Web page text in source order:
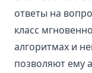
ответы на
класс
алгоритмах и
позволяют ему